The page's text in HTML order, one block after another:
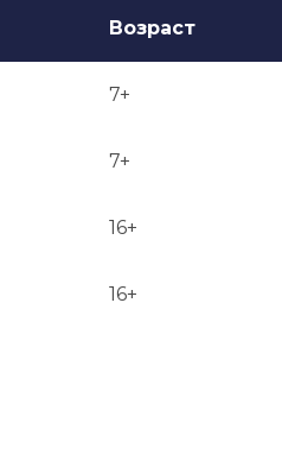
Возраст
7+
7+
16+
16+